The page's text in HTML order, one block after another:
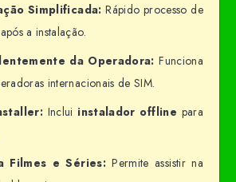
Simplificada: Rápido processo de
a instalação.
da Operadora: Funciona
internacionais de SIM.
Inclui instalador offline para
Filmes e Séries:Permite assistir na